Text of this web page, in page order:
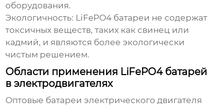
оборудования.
Экологичность: LiFePO4 батареи не содержат
токсичных веществ, таких как свинец или
кадмий, и являются более экологически
чистым решением.
Области применения LiFePO4 батарей
в электродвигателях
Оптовые батареи электрического двигателя